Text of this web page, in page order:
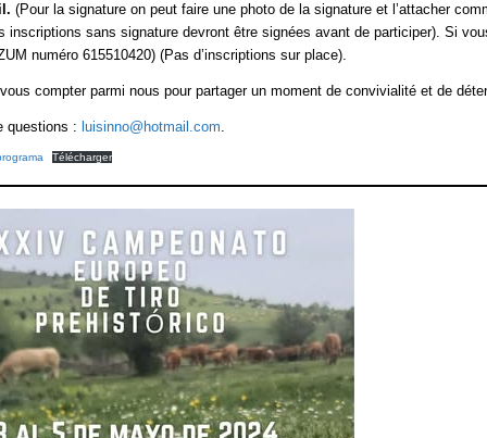
(Pour la signature on peut faire une photo de la signature et l’attacher
inscriptions sans signature devront être signées avant de participer). Si
numéro 615510420) (Pas d’inscriptions sur place).
compter parmi nous pour partager un moment de convivialité et de
questions : luisinno@hotmail.com.
Télécharger